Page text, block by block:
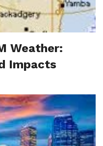
Weather:
Impacts